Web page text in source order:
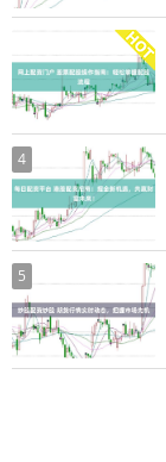
4
5